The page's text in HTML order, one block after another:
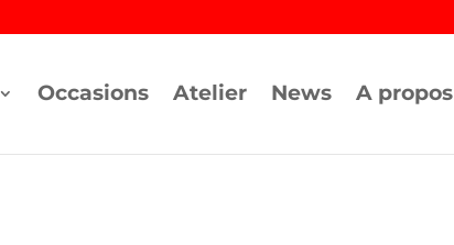
Occasions Atelier News A propos